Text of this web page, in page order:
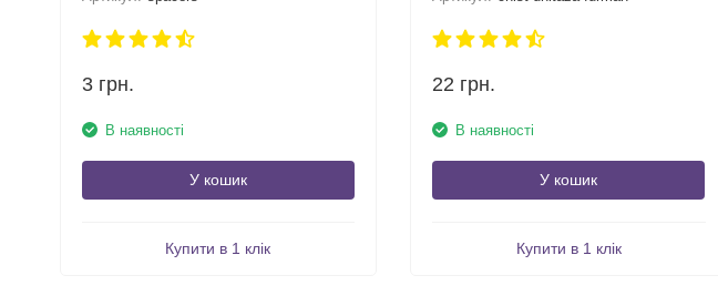
3 грн.
В наявності
У кошик
Купити в 1 клік
22 грн.
В наявності
У кошик
Купити в 1 клік